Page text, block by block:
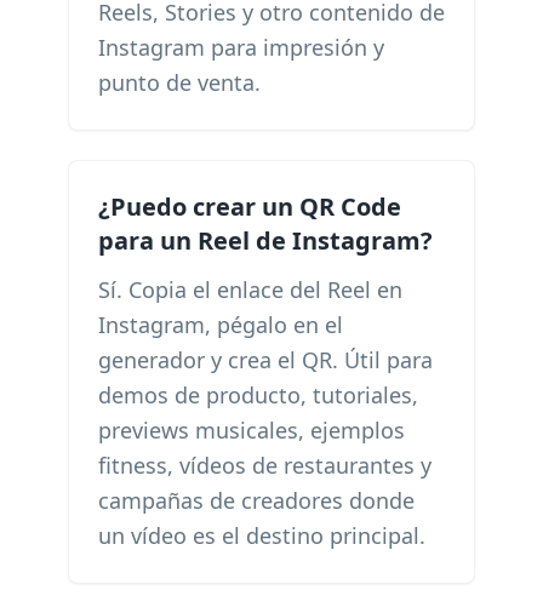
Reels, Stories y otro contenido de
Instagram para impresión y
punto de venta.
¿Puedo crear un QR Code
para un Reel de Instagram?
Sí. Copia el enlace del Reel en
Instagram, pégalo en el
generador y crea el QR. Útil para
demos de producto, tutoriales,
previews musicales, ejemplos
fitness, vídeos de restaurantes y
campañas de creadores donde
un vídeo es el destino principal.